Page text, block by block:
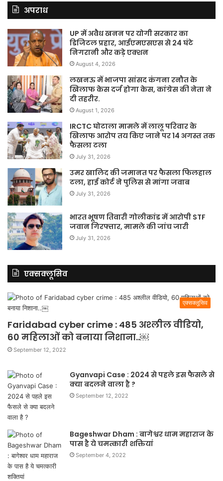
अपराध
UP में अवैध खनन पर योगी सरकार का
डिजिटल प्रहार, आईएमएसएस से 24 घंटे
निगरानी और कड़े एक्शन
August 4, 2026
लखनऊ में भाजपा सांसद कंगना रनौत के
खिलाफ केस दर्ज होगा केस, कांग्रेस की नेता ने
दी तहरीर.
August 1, 2026
IRCTC घोटाला मामले में लालू परिवार के
खिलाफ आरोप तय किए जाने पर 14 अगस्त तक
फैसला टला
July 31, 2026
उमर खालिद की जमानत पर फैसला फिलहाल
टला, हाई कोर्ट ने पुलिस से मांगा जवाब
July 31, 2026
भारत भूषण तिवारी गोलीकांड में आरोपी STF
जवान गिरफ्तार, मामले की जांच जारी
July 31, 2026
एक्सक्लूसिव
एक्सक्लूसिव
Faridabad cyber crime : 485 अश्लील वीडियो,
60 महिलाओं को बनाया निशाना..￼
September 12, 2022
Gyanvapi Case : 2024 से पहले इस फैसले से
क्या बदलने वाला है ?
September 12, 2022
Bageshwar Dham : बागेश्वर धाम महाराज के
पास है ये चमत्कारी शक्तियां
September 4, 2022